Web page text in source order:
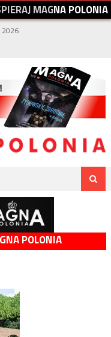
PIERAJMAGNAPOLONIA
2026
POLONIA